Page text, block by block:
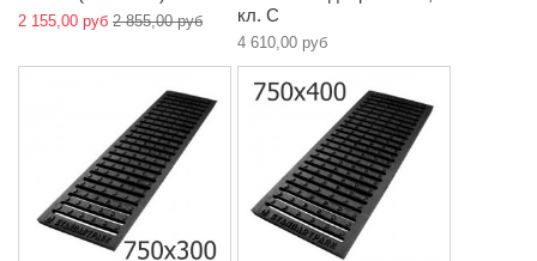
2 155,00 руб 2 855,00 руб
кл. C
4 610,00 руб